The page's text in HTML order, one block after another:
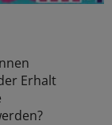
Erhalt